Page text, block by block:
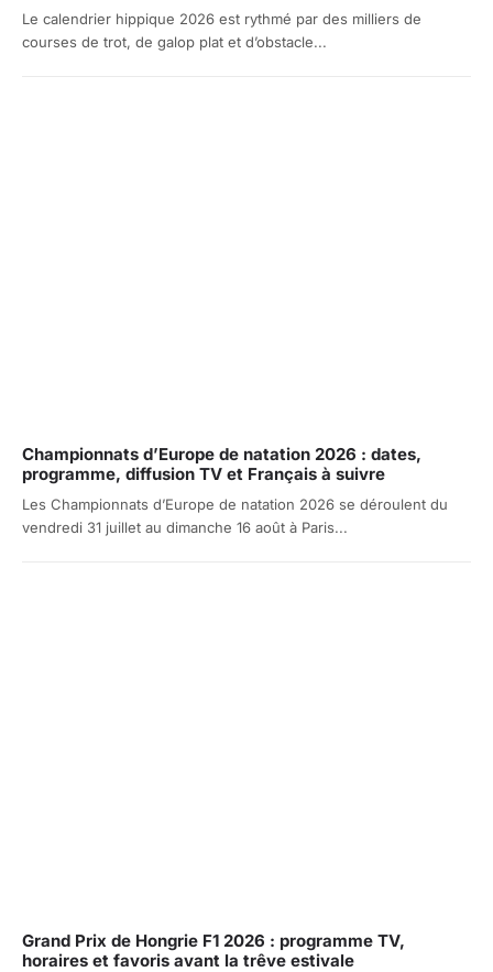
Le calendrier hippique 2026 est rythmé par des milliers de
courses de trot, de galop plat et d’obstacle...
Championnats d’Europe de natation 2026 : dates,
programme, diffusion TV et Français à suivre
Les Championnats d’Europe de natation 2026 se déroulent du
vendredi 31 juillet au dimanche 16 août à Paris...
Grand Prix de Hongrie F1 2026 : programme TV,
horaires et favoris avant la trêve estivale